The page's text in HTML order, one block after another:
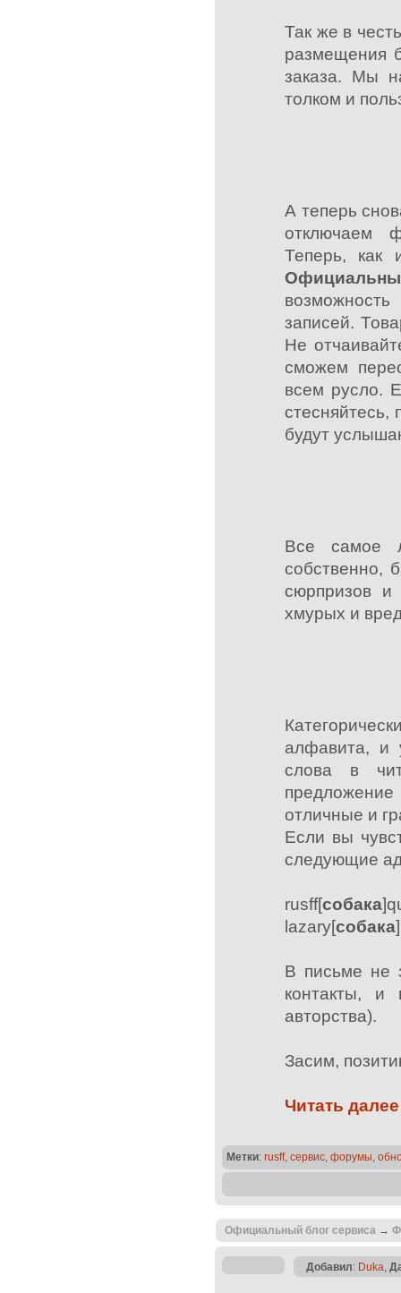
Так же в
размещения
заказа. Мы
толком и
А теперь
отключаем
Теперь, как
записей.
Не
сможем
всем русло.
будут
Все самое
собственно,
сюрпризов и
хмурых и
алфавита, и
слова в
отличные и
Если вы
следующие
rusff[собака
lazary[собака
В письме не
контакты, и
авторства).
Засим,
Читать
Метки: rusff, сервис, форумы,
Официальный блог сервиса →
Добавил: Duka,